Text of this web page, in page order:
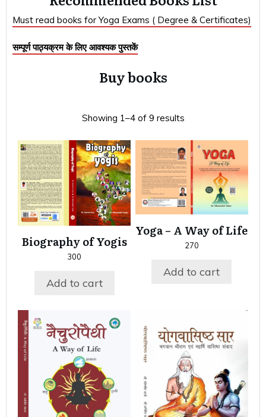
Must read books for Yoga Exams ( Degree & Certificates)
सम्पूर्ण पाठ्यक्रम के लिए आवश्यक पुस्तकें
Buy books
Showing 1–4 of 9 results
Biography of Yogis
300
Add to cart
Yoga – A Way of Life
270
Add to cart